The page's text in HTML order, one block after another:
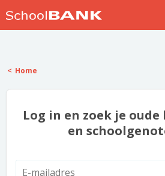
Help
Home
Log in en zoek je
en